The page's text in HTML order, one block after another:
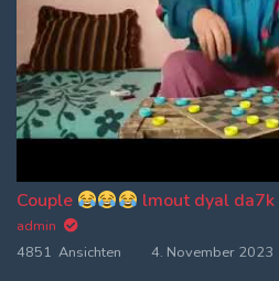
Couple
admin
4851 Ansichten
4. November 2023